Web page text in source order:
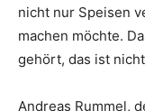
nicht nur Speisen
machen möchte.
gehört, das ist
Andreas Rummel,